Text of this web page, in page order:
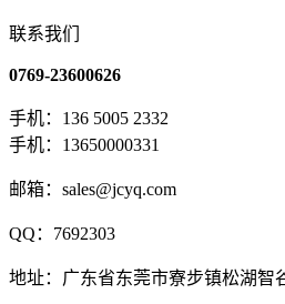
联系我们
0769-23600626
手机：136 5005 2332
手机：13650000331
邮箱：sales@jcyq.com
QQ：7692303
地址：广东省东莞市寮步镇松湖智